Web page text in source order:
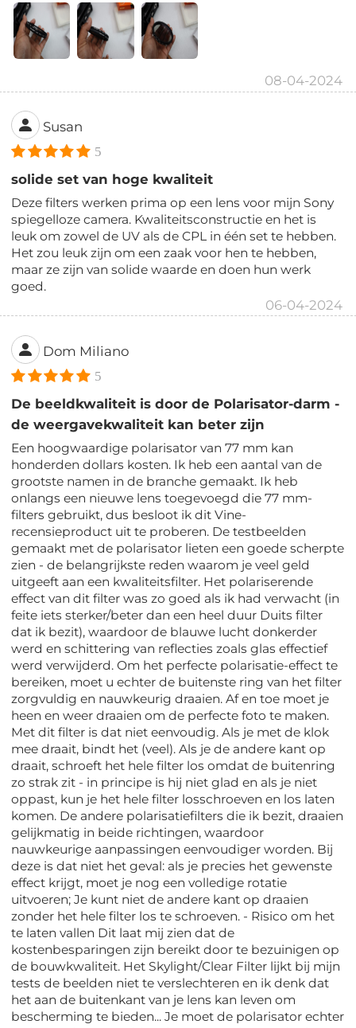
08-04-2024
Susan
5
solide set van hoge kwaliteit
Deze filters werken prima op een lens voor mijn Sony
spiegelloze camera. Kwaliteitsconstructie en het is
leuk om zowel de UV als de CPL in één set te hebben.
Het zou leuk zijn om een zaak voor hen te hebben,
maar ze zijn van solide waarde en doen hun werk
goed.
06-04-2024
Dom Miliano
5
De beeldkwaliteit is door de Polarisator-darm -
de weergavekwaliteit kan beter zijn
Een hoogwaardige polarisator van 77 mm kan
honderden dollars kosten. Ik heb een aantal van de
grootste namen in de branche gemaakt. Ik heb
onlangs een nieuwe lens toegevoegd die 77 mm-
filters gebruikt, dus besloot ik dit Vine-
recensieproduct uit te proberen. De testbeelden
gemaakt met de polarisator lieten een goede scherpte
zien - de belangrijkste reden waarom je veel geld
uitgeeft aan een kwaliteitsfilter. Het polariserende
effect van dit filter was zo goed als ik had verwacht (in
feite iets sterker/beter dan een heel duur Duits filter
dat ik bezit), waardoor de blauwe lucht donkerder
werd en schittering van reflecties zoals glas effectief
werd verwijderd. Om het perfecte polarisatie-effect te
bereiken, moet u echter de buitenste ring van het filter
zorgvuldig en nauwkeurig draaien. Af en toe moet je
heen en weer draaien om de perfecte foto te maken.
Met dit filter is dat niet eenvoudig. Als je met de klok
mee draait, bindt het (veel). Als je de andere kant op
draait, schroeft het hele filter los omdat de buitenring
zo strak zit - in principe is hij niet glad en als je niet
oppast, kun je het hele filter losschroeven en los laten
komen. De andere polarisatiefilters die ik bezit, draaien
gelijkmatig in beide richtingen, waardoor
nauwkeurige aanpassingen eenvoudiger worden. Bij
deze is dat niet het geval: als je precies het gewenste
effect krijgt, moet je nog een volledige rotatie
uitvoeren; Je kunt niet de andere kant op draaien
zonder het hele filter los te schroeven. - Risico om het
te laten vallen Dit laat mij zien dat de
kostenbesparingen zijn bereikt door te bezuinigen op
de bouwkwaliteit. Het Skylight/Clear Filter lijkt bij mijn
tests de beelden niet te verslechteren en ik denk dat
het aan de buitenkant van je lens kan leven om
bescherming te bieden... Je moet de polarisator echter